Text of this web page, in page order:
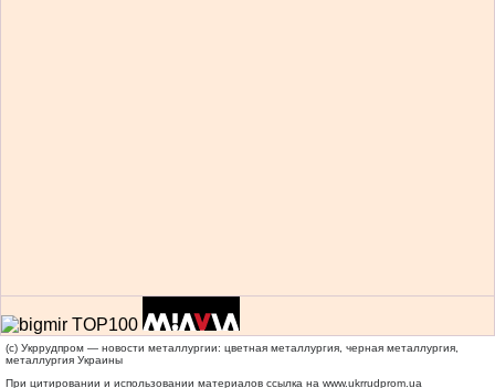
(c) Укррудпром — новости металлургии: цветная металлургия, черная металлургия,
металлургия Украины
При цитировании и использовании материалов ссылка на www.ukrrudprom.ua